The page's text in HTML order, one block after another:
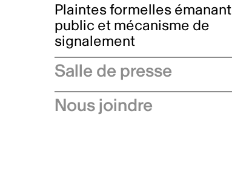
Plaintes formelles
public et mécanisme de
signalement
Salle de presse
Communiqués de presse
Nous joindre